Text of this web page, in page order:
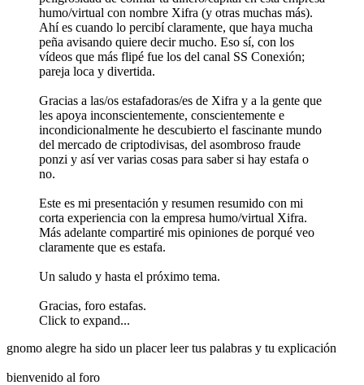
humo/virtual con nombre Xifra (y otras muchas más).
Ahí es cuando lo percibí claramente, que haya mucha
peña avisando quiere decir mucho. Eso sí, con los
vídeos que más flipé fue los del canal SS Conexión;
pareja loca y divertida.
Gracias a las/os estafadoras/es de Xifra y a la gente que
les apoya inconscientemente, conscientemente e
incondicionalmente he descubierto el fascinante mundo
del mercado de criptodivisas, del asombroso fraude
ponzi y así ver varias cosas para saber si hay estafa o
no.
Este es mi presentación y resumen resumido con mi
corta experiencia con la empresa humo/virtual Xifra.
Más adelante compartiré mis opiniones de porqué veo
claramente que es estafa.
Un saludo y hasta el próximo tema.
Gracias, foro estafas.
Click to expand...
gnomo alegre ha sido un placer leer tus palabras y tu explicación
bienvenido al foro